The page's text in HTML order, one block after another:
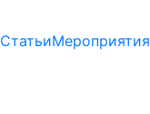
СтатьиМероприятия